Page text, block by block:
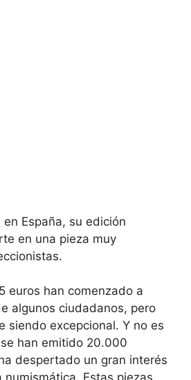
España, su edición
en una pieza muy
euros han comenzado a
algunos ciudadanos, pero
siendo excepcional. Y no es
han emitido 20.000
despertado un gran interés